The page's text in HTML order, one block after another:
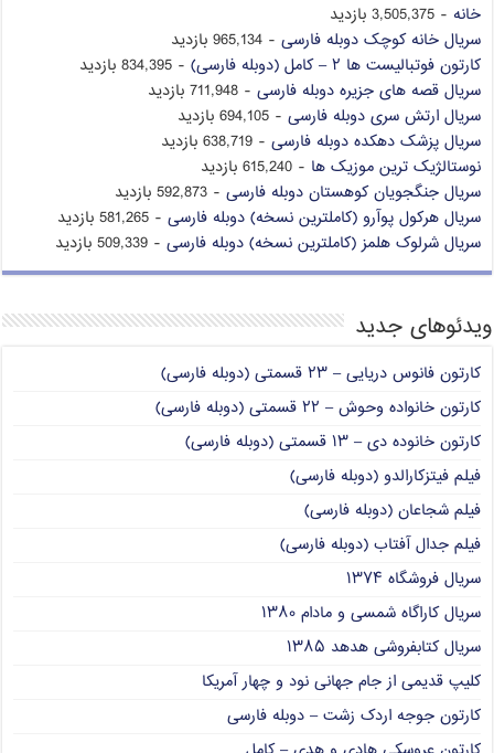
خانه - 3,505,375 بازدید
سریال خانه کوچک دوبله فارسی - 965,134 بازدید
کارتون فوتبالیست ها ۲ – کامل (دوبله فارسی)
- 834,395 بازدید
سریال قصه های جزیره دوبله فارسی - 711,948 بازدید
سریال ارتش سری دوبله فارسی - 694,105 بازدید
سریال پزشک دهکده دوبله فارسی - 638,719 بازدید
نوستالژیک ترین موزیک ها - 615,240 بازدید
سریال جنگجویان کوهستان دوبله فارسی - 592,873 بازدید
سریال هرکول پوآرو (کاملترین نسخه) دوبله فارسی - 581,265 بازدید
سریال شرلوک هلمز (کاملترین نسخه) دوبله فارسی - 509,339 بازدید
ویدئوهای جدید
کارتون فانوس دریایی – ۲۳ قسمتی (دوبله فارسی)
کارتون خانواده وحوش – ۲۲ قسمتی (دوبله فارسی)
کارتون خانوده دی – ۱۳ قسمتی (دوبله فارسی)
فیلم فیتزکارالدو (دوبله فارسی)
فیلم شجاعان (دوبله فارسی)
فیلم جدال آفتاب (دوبله فارسی)
سریال فروشگاه ۱۳۷۴
سریال کاراگاه شمسی و مادام ۱۳۸۰
سریال کتابفروشی هدهد ۱۳۸۵
کلیپ قدیمی از جام جهانی نود و چهار آمریکا
کارتون جوجه اردک زشت – دوبله فارسی